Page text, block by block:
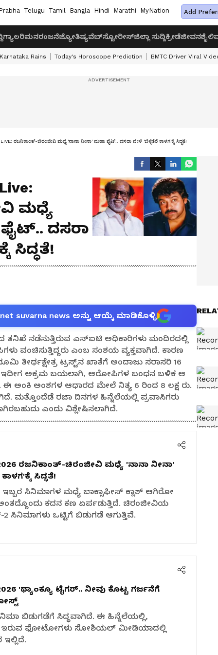
Telugu Tamil Bangla Hindi Marathi MyNation Add
ಗ್ಯಾಲರಿಮನರಂಜನೆಜ್ಯೋತಿಷ್ಯವೆಬ್‌ಸ್ಟೋರೀಸ್ಜಿಲ್ಲಾ ಸುದ್ದಿಕ್ರೀಡೆಜೀವನಶೈಲಿ
Karnataka Rains Today's Horoscope Prediction BMTC Driver Viral
LIVE: ರಜನಿಕಾಂತ್-ಚಿರಂಜೀವಿ ಮಧ್ಯೆ 'ನಾನಾ ನೀನಾ' ಮಹಾ ಫೈಟ್.. ದಸರಾ ವೇಳೆ 'ಬೆಳ್ಳಿತೆರೆ ಕಾಳಗ'ಕ್ಕೆ ಸಿದ್ಧತೆ!
ಮಧ್ಯೆ
ದಸರಾ
ಸಿದ್ಧತೆ!
suvarna news ಅನ್ನು ಆಯ್ಕೆ ಮಾಡಿಕೊಳ್ಳಿ
ನಡೆಸುತ್ತಿರುವ ಎಸ್‌ಐಟಿ ಅಧಿಕಾರಿಗಳು ಮಂದಿರದಲ್ಲಿ
ವಂಚಿಸುತ್ತಿದ್ದರು ಎಂಬ ಸಂಶಯ ವ್ಯಕ್ತವಾಗಿದೆ. ಕಾರಣ
ತೀರ್ಥಕ್ಷೇತ್ರ ಟ್ರಸ್ಟ್‌ನ ಖಾತೆಗೆ ಅಂದಾಜು ಸರಾಸರಿ 16
ಇದೀಗ ಅಕ್ರಮ ಬಯಲಾಗಿ, ಆರೋಪಿಗಳ ಬಂಧನ ಬಳಿಕ ಆ
ಈ ಅಂಕಿ ಅಂಶಗಳ ಆಧಾರದ ಮೇಲೆ ನಿತ್ಯ 6 ರಿಂದ 8 ಲಕ್ಷ ರು.
ಮತ್ತೊಂದೆಡೆ ರಜಾ ದಿನಗಳ ಹಿನ್ನೆಲೆಯಲ್ಲಿ ಪ್ರವಾಸಿಗರು
ಎಂದು ವಿಶ್ಲೇಷಿಸಲಾಗಿದೆ.
ರಜನಿಕಾಂತ್-ಚಿರಂಜೀವಿ ಮಧ್ಯೆ 'ನಾನಾ ನೀನಾ'
ಸಿದ್ಧತೆ!
ಸಿನಿಮಾಗಳ ಮಧ್ಯೆ ಬಾಕ್ಸಾಫೀಸ್ ಕ್ಲಾಶ್ ಆಗಿರೋ
ಕದನ ಕಣ ಏರ್ಪಡುತ್ತಿದೆ. ಚಿರಂಜೀವಿಯ
ಸಿನಿಮಾಗಳು ಒಟ್ಟಿಗೆ ಬಿಡುಗಡೆ ಆಗುತ್ತಿವೆ.
'ಥ್ಯಾಂಕ್ಯೂ ಟೈಗರ್.. ನೀವು ಕೊಟ್ಟ ಗರ್ಜನೆಗೆ
ಬಿಡುಗಡೆಗೆ ಸಿದ್ಧವಾಗಿದೆ. ಈ ಹಿನ್ನೆಲೆಯಲ್ಲಿ,
ಇರುವ ಫೋಟೋಗಳು ಸೋಶಿಯಲ್ ಮೀಡಿಯಾದಲ್ಲಿ